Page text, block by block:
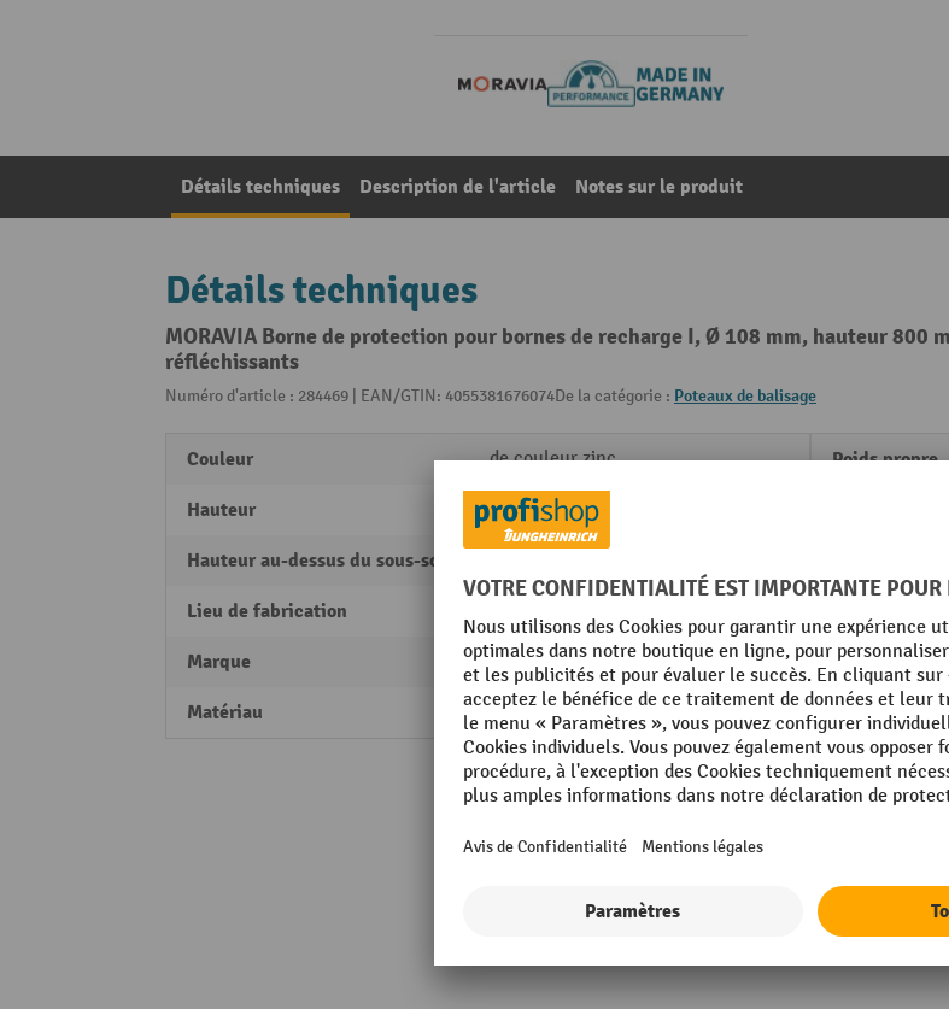
Détails techniques Description de l'article Notes sur le produit
Détails techniques
MORAVIA Borne de protection pour bornes de recharge I, Ø 108 mm, hauteur 800
réfléchissants
Numéro d'article : 284469 | EAN/GTIN: 4055381676074De la catégorie : Poteaux de balisage
Couleur de couleur zinc
Hauteur 800 mm
Hauteur au-dessus du sous-sol
Lieu de fabrication
Marque MORAVIA
Matériau Acier de qualité supérieure
Poids propre
Surface
Visibilité